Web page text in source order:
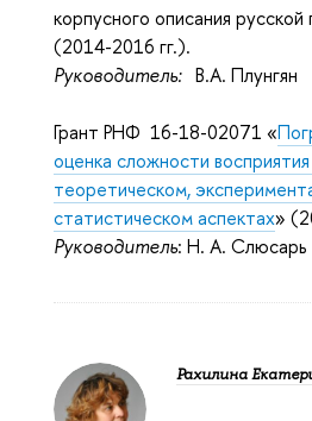
корпусного описания
(2014-2016 гг.).
Руководитель: В.А. Плунгян
Грант РНФ 16-18-02071 «
оценка сложности
теоретическом,
статистическом аспектах»
Руководитель: Н. А. Слюсарь
Рахилина